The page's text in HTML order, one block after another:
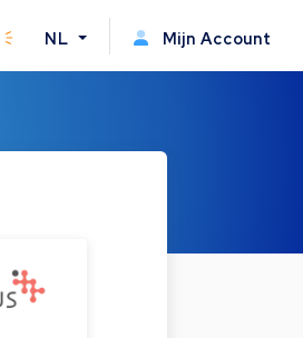
NL Mijn Account